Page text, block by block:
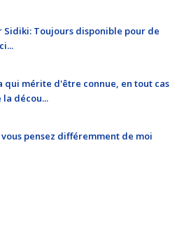
Sidiki: Toujours disponible pour de
qui mérite d'être connue, en tout cas
la décou...
pensez différemment de moi